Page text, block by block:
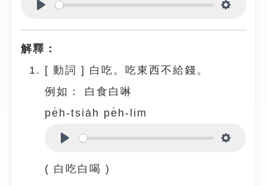
解釋：
[ 動詞 ] 白吃。吃東西不給錢。
例如：
白食白啉
pe̍h-tsia̍h pe̍h-lim
( 白吃白喝 )